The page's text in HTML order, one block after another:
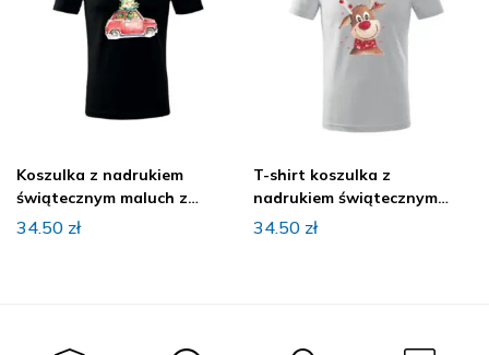
Koszulka z nadrukiem
świątecznym maluch z
choinką
34.50 zł
T-shirt koszulka z
nadrukiem świątecznym
Reniferek
34.50 zł